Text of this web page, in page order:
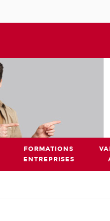
FORMATIONS
ENTREPRISES